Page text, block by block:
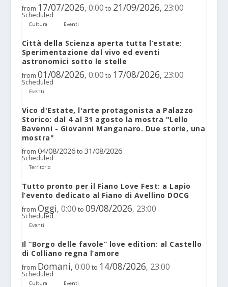
from 17/07/2026, 0:00 to 21/09/2026, 23:00
Scheduled
Cultura Eventi
Città della Scienza aperta tutta l’estate:
Sperimentazione dal vivo ed eventi
astronomici sotto le stelle
from 01/08/2026, 0:00 to 17/08/2026, 23:00
Scheduled
Eventi
Vico d'Estate, l'arte protagonista a Palazzo
Storico: dal 4 al 31 agosto la mostra "Lello
Bavenni - Giovanni Manganaro. Due storie, una
mostra"
from 04/08/2026 to 31/08/2026
Scheduled
Territorio
Tutto pronto per il Fiano Love Fest: a Lapio
l’evento dedicato al Fiano di Avellino DOCG
from Oggi, 0:00 to 09/08/2026, 23:00
Scheduled
Eventi
Il “Borgo delle favole” love edition: al Castello
di Colliano regna l’amore
from Domani, 0:00 to 14/08/2026, 23:00
Scheduled
Cultura Eventi